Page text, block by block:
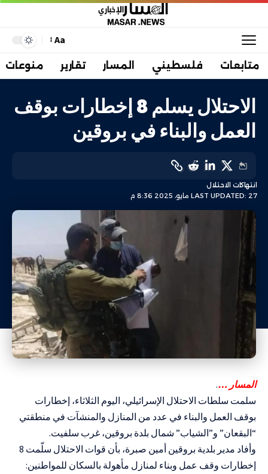
Aa
متابعات فلسطيني المسار تقارير منوعات
الاحتلال يسلم 8 إخطارات بوقف
العمل والبناء في بروقين
LAST UPDATED: 27 مايو، 2025 8:36 م
انتهاكات الاحتلال
المسار ….
سلمت سلطات الاحتلال الإسرائيلي، اليوم الثلاثاء، إخطارات
بوقف العمل والبناء في عدد من المنازل والمنشآت في منطقتي
“البقعان” و”الشياب” شمال بلدة بروقين، غرب سلفيت.
وأفاد مدير بلدية بروقين أمين صبرة، بأن قوات الاحتلال سلّمت 8
إخطارات وقف عمل وبناء لمنازل مأهولة بالسكان للمواطنين: